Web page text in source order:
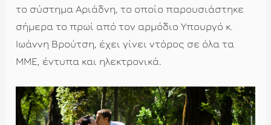
το σύστημα Αριάδνη, το οποίο παρουσιάστηκε
σήμερα το πρωί από τον αρμόδιο Υπουργό κ.
Ιωάννη Βρούτση, έχει γίνει ντόρος σε όλα τα
ΜΜΕ, έντυπα και ηλεκτρονικά.